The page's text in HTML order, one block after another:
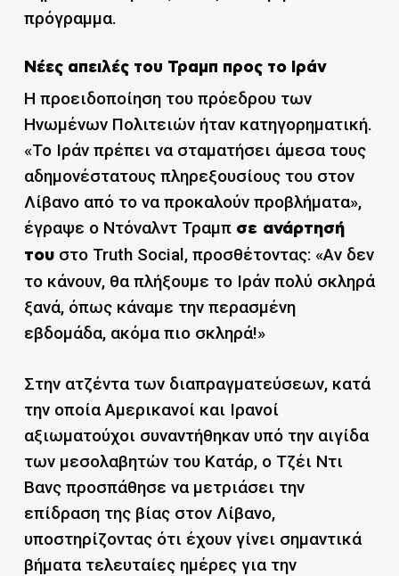
πρόγραμμα.
Νέες απειλές του Τραμπ προς το Ιράν
Η προειδοποίηση του πρόεδρου των
Ηνωμένων Πολιτειών ήταν κατηγορηματική.
«Το Ιράν πρέπει να σταματήσει άμεσα τους
αδημονέστατους πληρεξουσίους του στον
Λίβανο από το να προκαλούν προβλήματα»,
έγραψε ο Ντόναλντ Τραμπ σε ανάρτησή
τουστο Truth Social, προσθέτοντας: «Αν δεν
το κάνουν, θα πλήξουμε το Ιράν πολύ σκληρά
ξανά, όπως κάναμε την περασμένη
εβδομάδα, ακόμα πιο σκληρά!»
Στην ατζέντα των διαπραγματεύσεων, κατά
την οποία Αμερικανοί και Ιρανοί
αξιωματούχοι συναντήθηκαν υπό την αιγίδα
των μεσολαβητών του Κατάρ, ο Τζέι Ντι
Βανς προσπάθησε να μετριάσει την
επίδραση της βίας στον Λίβανο,
υποστηρίζοντας ότι έχουν γίνει σημαντικά
βήματα τελευταίες ημέρες για την